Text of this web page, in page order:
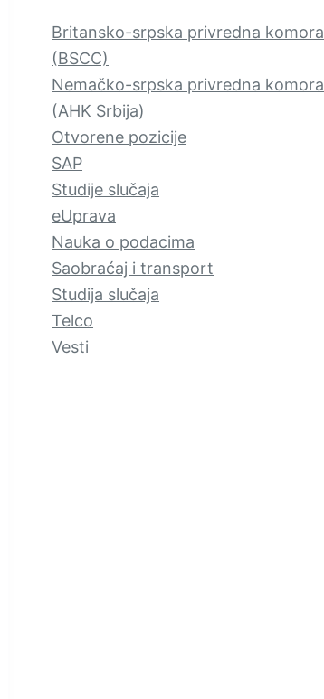
Britansko-srpska privredna komora
(BSCC)
Nemačko-srpska privredna komora
(AHK Srbija)
Otvorene pozicije
SAP
Studije slučaja
eUprava
Nauka o podacima
Saobraćaj i transport
Studija slučaja
Telco
Vesti